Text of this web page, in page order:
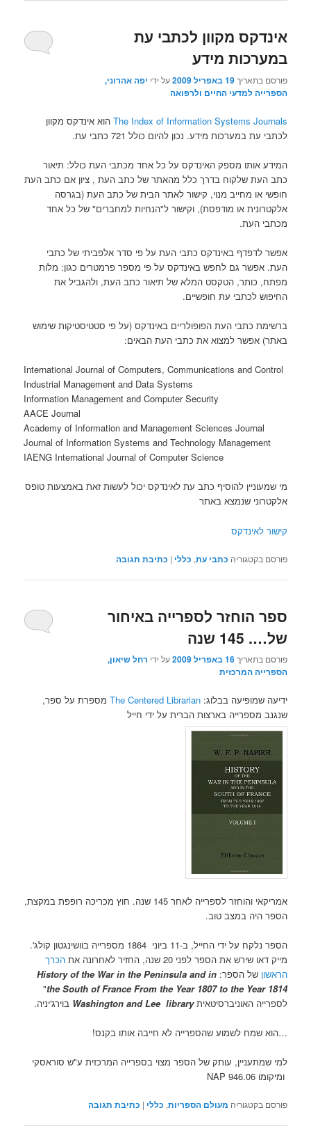
אינדקס מקוון לכתבי עת
במערכות מידע
פורסם בתאריך19 באפריל 2009 על ידי יפה אהרוני,
הספרייה למדעי החיים ולרפואה
The Index of Information Systems Journals הוא אינדקס מקוון
לכתבי עת במערכות מידע. נכון להיום כולל 721 כתבי עת.
המידע אותו מספק האינדקס על כל אחד מכתבי העת כולל: תיאור
כתב העת שלקוח בדרך כלל מהאתר של כתב העת , ציון אם כתב העת
חופשי או מחייב מנוי, קישור לאתר הבית של כתב העת (בגרסה
אלקטרונית או מודפסת), וקישור ל"הנחיות למחברים" של כל אחד
מכתבי העת.
אפשר לדפדף באינדקס כתבי העת על פי סדר אלפביתי של כתבי
העת. אפשר גם לחפש באינדקס על פי מספר פרמטרים כגון: מלות
מפתח, כותר, הטקסט המלא של תיאור כתב העת, ולהגביל את
החיפוש לכתבי עת חופשיים.
ברשימת כתבי העת הפופולריים באינדקס (על פי סטטיסטיקות שימוש
באתר) אפשר למצוא את כתבי העת הבאים:
International Journal of Computers, Communications and Control
Industrial Management and Data Systems
Information Management and Computer Security
AACE Journal
Academy of Information and Management Sciences Journal
Journal of Information Systems and Technology Management
IAENG International Journal of Computer Science
מי שמעוניין להוסיף כתב עת לאינדקס יכול לעשות זאת באמצעות טופס
אלקטרוני שנמצא באתר
קישור לאינדקס
פורסם בקטגוריה כתבי עת, כללי | כתיבת תגובה
ספר הוחזר לספרייה באיחור
של…. 145 שנה
פורסם בתאריך16 באפריל 2009 על ידי רחל שיאון,
הספרייה המרכזית
ידיעה שמופיעה בבלוג:The Centered Librarian מספרת על ספר,
שנגנב מספרייה בארצות הברית על ידי חייל
אמריקאי והוחזר לספרייה לאחר 145 שנה. חוץ מכריכה רופפת במקצת,
הספר היה במצב טוב.
הספר נלקח על ידי החייל, ב-11 ביוני 1864 מספרייה בוושינגטון קולג'.
מייק דאו שירש את הספר לפני 20 שנה, החזיר לאחרונה את
הכרך
הראשוןשל הספר:History of the War in the Peninsula and in
the South of France From the Year 1807 to the Year 1814
"
לספרייה האוניברסיטאיתWashington and Lee library בוירג'יניה.
…הוא שמח לשמוע שהספרייה לא חייבה אותו בקנס!
למי שמתעניין, עותק של הספר מצוי בספרייה המרכזית ע"ש סוראסקי
ומיקומו 946.06 NAP
פורסם בקטגוריה מעולם הספריות, כללי | כתיבת תגובה